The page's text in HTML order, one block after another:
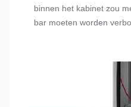
binnen het kabinet zou
bar moeten worden